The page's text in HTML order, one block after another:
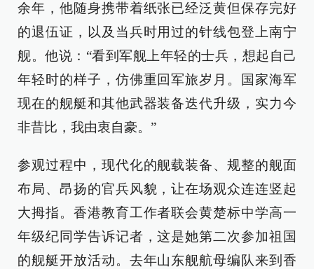
余年，他随身携带着纸张已经泛黄但保存完好
的退伍证，以及当兵时用过的针线包登上南宁
舰。他说：“看到军舰上年轻的士兵，想起自己
年轻时的样子，仿佛重回军旅岁月。国家海军
现在的舰艇和其他武器装备迭代升级，实力今
非昔比，我由衷自豪。”
参观过程中，现代化的舰载装备、规整的舰面
布局、昂扬的官兵风貌，让在场观众连连竖起
大拇指。香港教育工作者联会黄楚标中学高一
年级纪同学告诉记者，这是她第二次参加祖国
的舰艇开放活动。去年山东舰航母编队来到香